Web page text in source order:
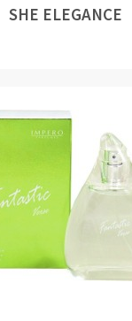
SHE ELEGANCE